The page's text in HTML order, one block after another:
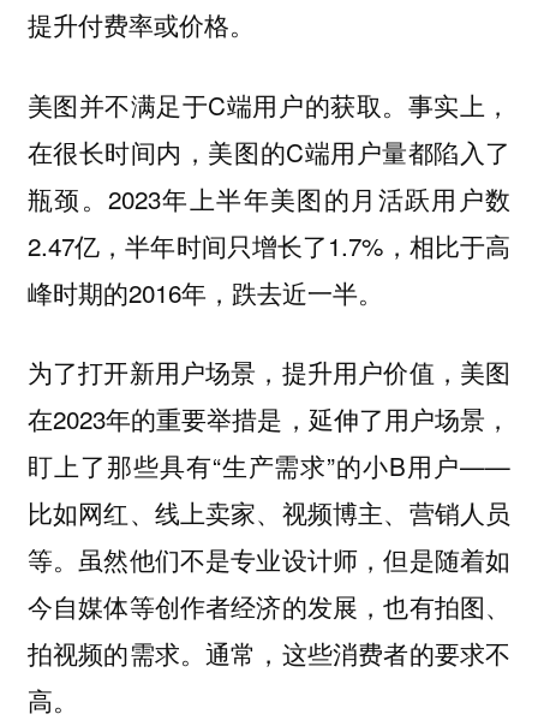
提升付费率或价格。
美图并不满足于C端用户的获取。事实上，
在很长时间内，美图的C端用户量都陷入了
瓶颈。2023年上半年美图的月活跃用户数
2.47亿，半年时间只增长了1.7%，相比于高
峰时期的2016年，跌去近一半。
为了打开新用户场景，提升用户价值，美图
在2023年的重要举措是，延伸了用户场景，
盯上了那些具有“生产需求”的小B用户——
比如网红、线上卖家、视频博主、营销人员
等。虽然他们不是专业设计师，但是随着如
今自媒体等创作者经济的发展，也有拍图、
拍视频的需求。通常，这些消费者的要求不
高。